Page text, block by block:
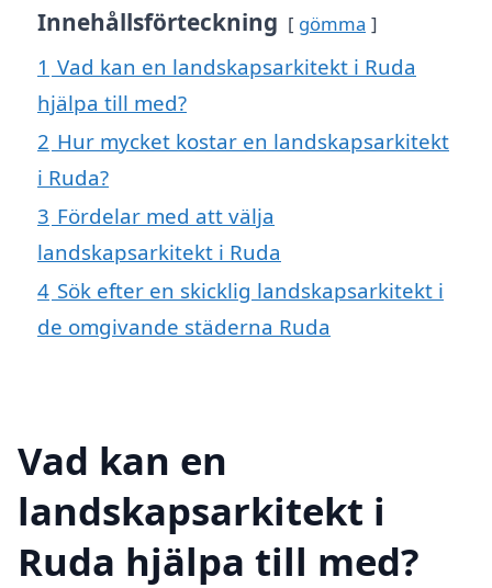
Innehållsförteckning gömma
1 Vad kan en landskapsarkitekt i Ruda
hjälpa till med?
2 Hur mycket kostar en landskapsarkitekt
i Ruda?
3 Fördelar med att välja
landskapsarkitekt i Ruda
4 Sök efter en skicklig landskapsarkitekt i
de omgivande städerna Ruda
Vad kan en
landskapsarkitekt i
Ruda hjälpa till med?